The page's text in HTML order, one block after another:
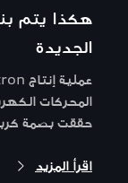
الجديدة
المحركات
حققت بصمة
اقرأ المزيد